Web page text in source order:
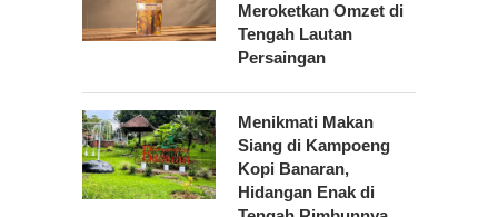
Meroketkan Omzet di
Tengah Lautan
Persaingan
Menikmati Makan
Siang di Kampoeng
Kopi Banaran,
Hidangan Enak di